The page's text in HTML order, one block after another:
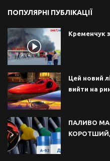
ПОПУЛЯРНІ ПУБЛІКАЦІЇ
Кременчук
Цей новий
вийти на
ПАЛИВО